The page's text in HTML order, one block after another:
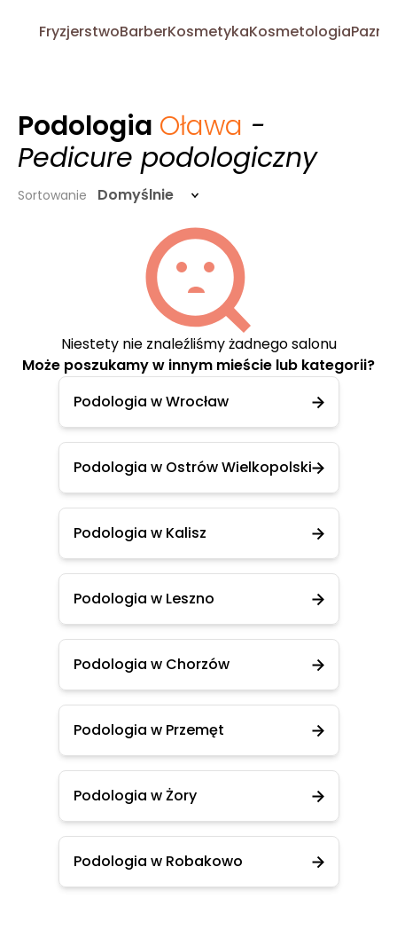
FryzjerstwoBarberKosmetykaKosmetologia
Podologia Oława -
Pedicure podologiczny
Sortowanie Domyślnie
Niestety nie znaleźliśmy żadnego salonu
Może poszukamy w innym mieście lub kategorii?
Podologia w Wrocław
Podologia w Ostrów Wielkopolski
Podologia w Kalisz
Podologia w Leszno
Podologia w Chorzów
Podologia w Przemęt
Podologia w Żory
Podologia w Robakowo